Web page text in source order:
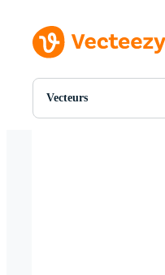
Vecteurs
Toutes Images